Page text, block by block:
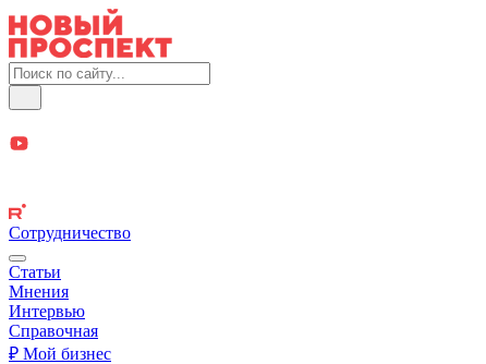
Сотрудничество
Статьи
Мнения
Интервью
Справочная
₽ Мой бизнес